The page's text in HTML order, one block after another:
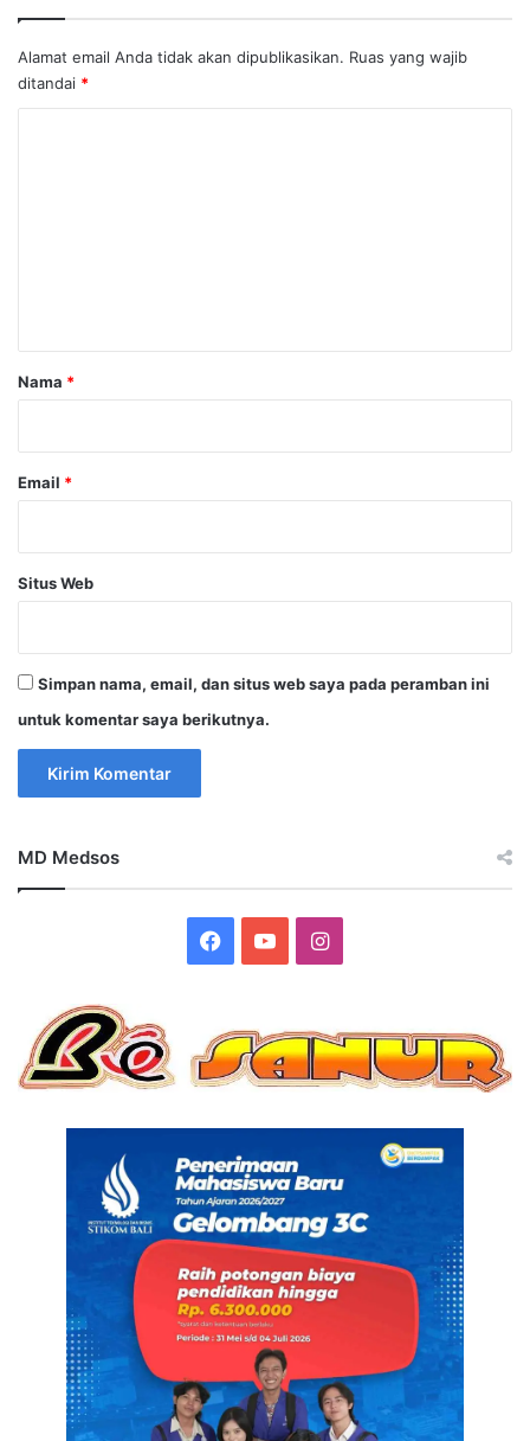
Alamat email Anda tidak akan dipublikasikan. Ruas yang wajib
ditandai *
r
Nama *
Email *
Situs Web
Simpan nama, email, dan situs web saya pada peramban ini
untuk komentar saya berikutnya.
MD Medsos
Facebook
YouTubeInstagram